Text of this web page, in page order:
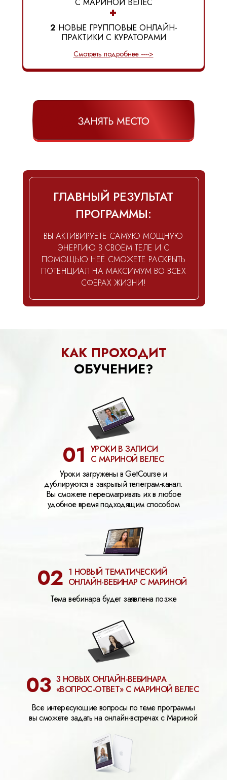
+
2 НОВЫЕ ГРУППОВЫЕ ОНЛАЙН-
ПРАКТИКИ С КУРАТОРАМИ
Смотреть подробнее ---->
ВЫ АКТИВИРУЕТЕ САМУЮ МОЩНУЮ
ЭНЕРГИЮ В СВОЁМ ТЕЛЕ И С
ПОМОЩЬЮ НЕЁ СМОЖЕТЕ РАСКРЫТЬ
ПОТЕНЦИАЛ НА МАКСИМУМ ВО ВСЕХ
СФЕРАХ ЖИЗНИ!
ГЛАВНЫЙ РЕЗУЛЬТАТ
ПРОГРАММЫ:
Уроки загружены в GetCourse и
дублируются в закрытый телеграм-канал.
Вы сможете пересматривать их в любое
удобное время подходящим способом
УРОКИ В ЗАПИСИ
С МАРИНОЙ ВЕЛЕС
Все интересующие вопросы по теме программы
вы сможете задать на онлайн-встречах с Мариной
3 НОВЫХ ОНЛАЙН-ВЕБИНАРА
«ВОПРОС-ОТВЕТ» С МАРИНОЙ ВЕЛЕС
01
03
Тема вебинара будет заявлена позже
1 НОВЫЙ ТЕМАТИЧЕСКИЙ
ОНЛАЙН-ВЕБИНАР С МАРИНОЙ
02
КАК ПРОХОДИТ
ОБУЧЕНИЕ?